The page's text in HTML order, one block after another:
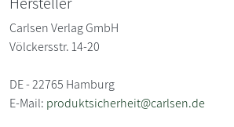
Carlsen Verlag GmbH
Völckersstr. 14-20
DE - 22765 Hamburg
E-Mail: produktsicherheit@carlsen.de